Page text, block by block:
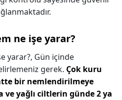
ne işe yarar?
yarar?, Gün içinde
gerek. Çok kuru
bir nemlendirilmeye
yağlı ciltlerin günde 2 ya